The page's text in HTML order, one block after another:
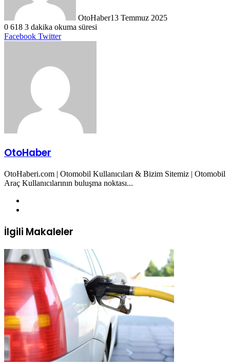
OtoHaber13 Temmuz 2025
0 618 3 dakika okuma süresi
Facebook TwitterLinkedIn
Tumblr
Pinterest
Reddit
VKontakte
E-
Yazdır
OtoHaber
OtoHaberi.com | Otomobil Kullanıcıları & Bizim Sitemiz | Otomobil
Araç Kullanıcılarının buluşma noktası...
İlgili Makaleler